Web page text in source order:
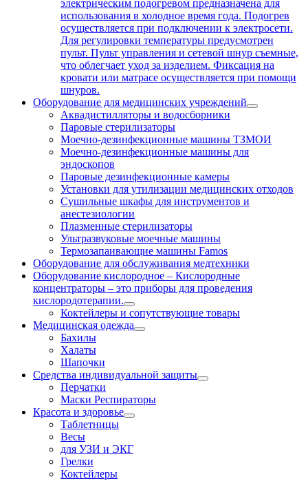
электрическим подогревом предназначена для
использования в холодное время года. Подогрев
осуществляется при подключении к электросети.
Для регулировки температуры предусмотрен
пульт. Пульт управления и сетевой шнур съемные,
что облегчает уход за изделием. Фиксация на
кровати или матрасе осуществляется при помощи
шнуров.
Оборудование для медицинских учреждений
Аквадистилляторы и водосборники
Паровые стерилизаторы
Моечно-дезинфекционные машины ТЗМОИ
Моечно-дезинфекционные машины для
эндоскопов
Паровые дезинфекционные камеры
Установки для утилизации медицинских отходов
Сушильные шкафы для инструментов и
анестезиологии
Плазменные стерилизаторы
Ультразвуковые моечные машины
Термозапаивающие машины Famos
Оборудование для обслуживания медтехники
Оборудование кислородное – Кислородные
концентраторы – это приборы для проведения
кислородотерапии.
Коктейлеры и сопутствующие товары
Медицинская одежда
Бахилы
Халаты
Шапочки
Средства индивидуальной защиты
Перчатки
Маски Респираторы
Красота и здоровье
Таблетницы
Весы
для УЗИ и ЭКГ
Грелки
Коктейлеры